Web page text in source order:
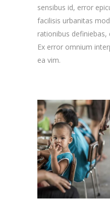
sensibus id, error
facilisis urbanitas
rationibus
Ex error omnium
ea vim.